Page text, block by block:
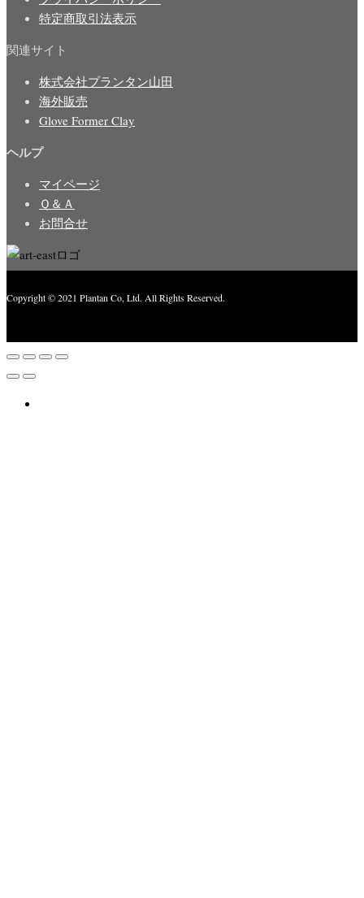
特定商取引法表示
関連サイト
株式会社プランタン山田
海外販売
Glove Former Clay
ヘルプ
マイページ
Ｑ＆Ａ
お問合せ
Copyright © 2021 Plantan Co, Ltd. All Rights Reserved.